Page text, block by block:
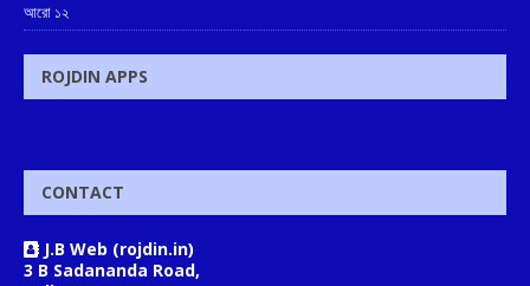
আরো ১২
ROJDIN APPS
CONTACT
J.B Web (rojdin.in)
3 B Sadananda Road,